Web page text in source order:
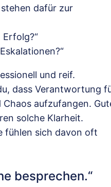
stehen dafür zur
Erfolg?“
und reif.
dass Verantwortung
aufzufangen.
solche Klarheit.
fühlen sich davon oft
besprechen.“